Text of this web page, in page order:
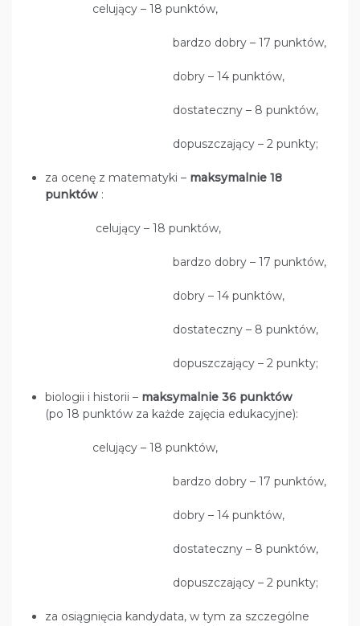
celujący – 18 punktów,
bardzo dobry – 17 punktów,
dobry – 14 punktów,
dostateczny – 8 punktów,
dopuszczający – 2 punkty;
za ocenę z matematyki – maksymalnie 18
punktów :
celujący – 18 punktów,
bardzo dobry – 17 punktów,
dobry – 14 punktów,
dostateczny – 8 punktów,
dopuszczający – 2 punkty;
biologii i historii – maksymalnie 36 punktów
(po 18 punktów za każde zajęcia edukacyjne):
celujący – 18 punktów,
bardzo dobry – 17 punktów,
dobry – 14 punktów,
dostateczny – 8 punktów,
dopuszczający – 2 punkty;
za osiągnięcia kandydata, w tym za szczególne